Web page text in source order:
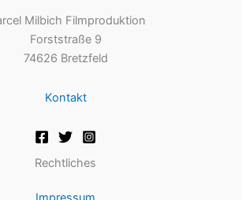
Milbich Filmproduktion
Forststraße 9
74626 Bretzfeld
Kontakt
Rechtliches